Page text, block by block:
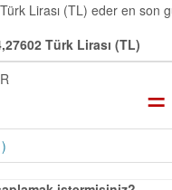
Lirası (TL) eder en son
Türk Lirası (TL)
=